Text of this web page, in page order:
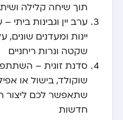
תוך שיחה קלילה
ערב יין וגבינות
יינות ומעדנים
שקטה ונרות ריחניים
סדנת זוגית –
שוקולד, בישול או
שתאפשר לכם ליצור
חדשות